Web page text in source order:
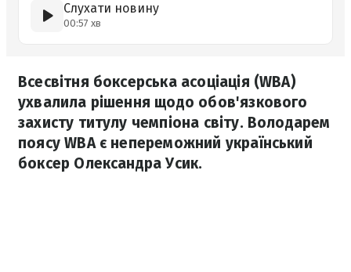
Слухати новину
00:57 хв
Всесвітня боксерська асоціація (WBA)
ухвалила рішення щодо обов'язкового
захисту титулу чемпіона світу. Володарем
поясу WBA є непереможний український
боксер Олександра Усик.